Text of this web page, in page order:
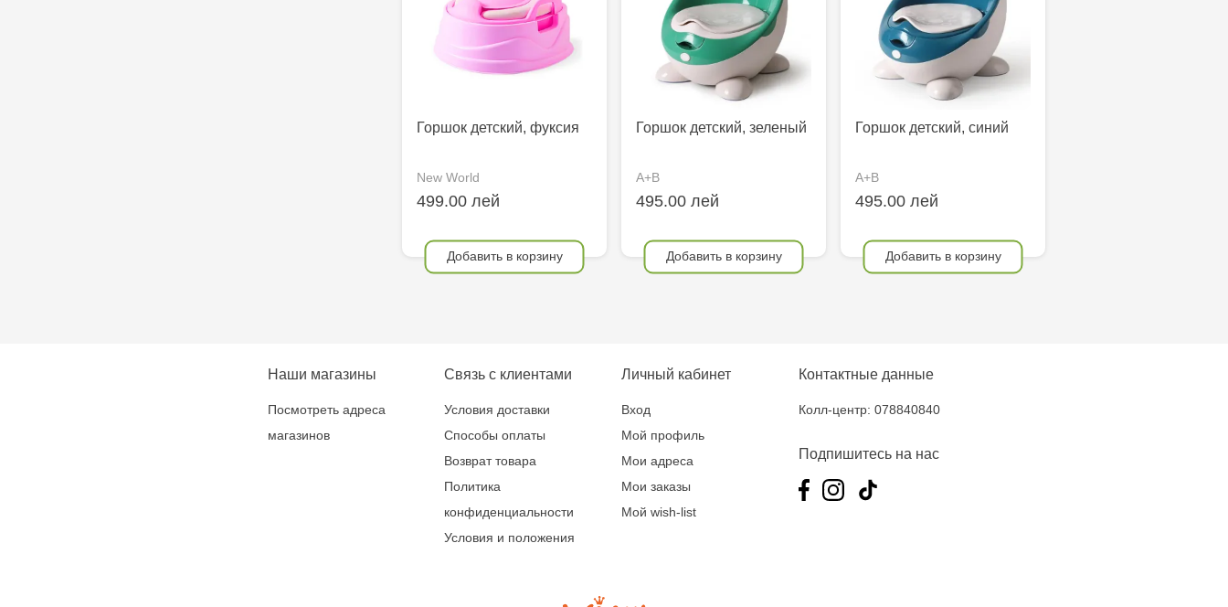
Горшок детский, фуксия
New World
499.00 лей
Добавить в корзину
Горшок детский, зеленый
A+B
495.00 лей
Добавить в корзину
Горшок детский, синий
A+B
495.00 лей
Добавить в корзину
Наши магазины
Посмотреть адреса
магазинов
Связь с клиентами
Условия доставки
Способы оплаты
Возврат товара
Политика
конфиденциальности
Условия и положения
Личный кабинет
Вход
Мой профиль
Мои адреса
Мои заказы
Мой wish-list
Контактные данные
Колл-центр: 078840840
Подпишитесь на нас